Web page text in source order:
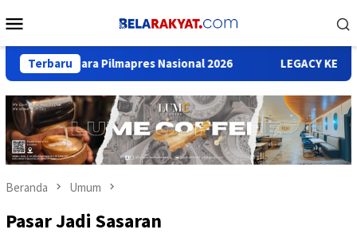
ke
Mobile
Terbaru
Juara Pilmapres Nasional 2026 LEGACY KETUM
Beranda Umum
Pasar Jadi Sasaran